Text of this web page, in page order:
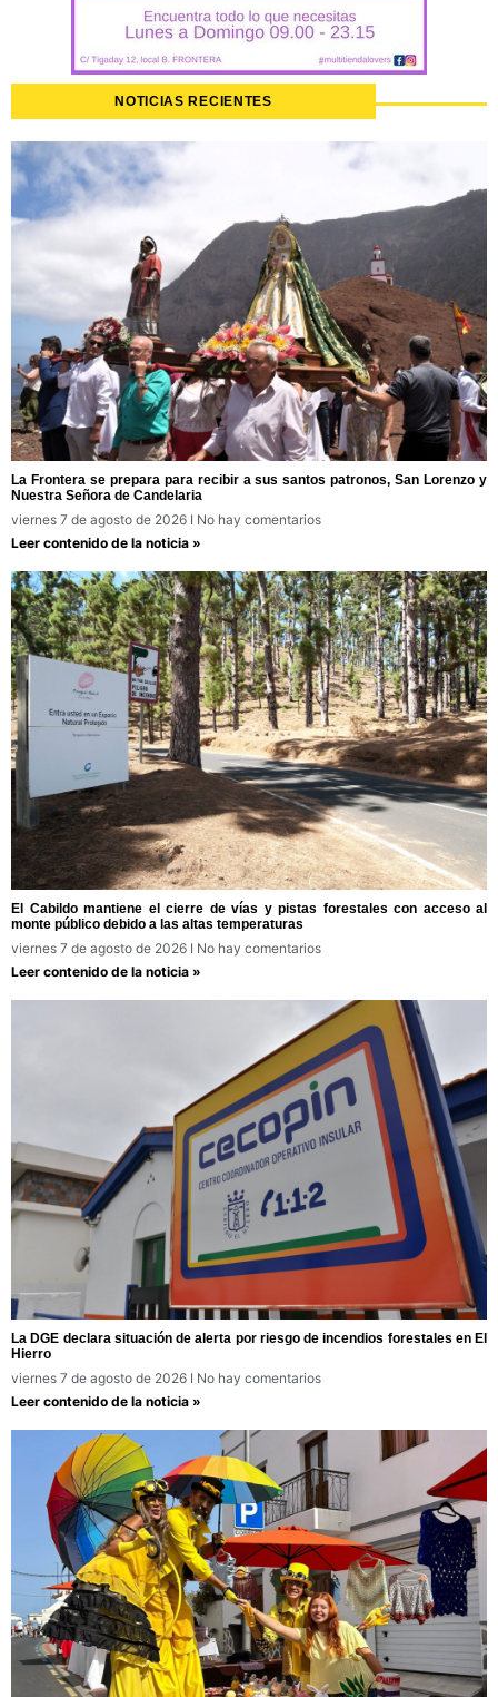
NOTICIAS RECIENTES
La Frontera se prepara para recibir a sus santos patronos, San Lorenzo y
Nuestra Señora de Candelaria
viernes 7 de agosto de 2026
No hay comentarios
Leer contenido de la noticia »
El Cabildo mantiene el cierre de vías y pistas forestales con acceso al
monte público debido a las altas temperaturas
viernes 7 de agosto de 2026
No hay comentarios
Leer contenido de la noticia »
La DGE declara situación de alerta por riesgo de incendios forestales en El
Hierro
viernes 7 de agosto de 2026
No hay comentarios
Leer contenido de la noticia »